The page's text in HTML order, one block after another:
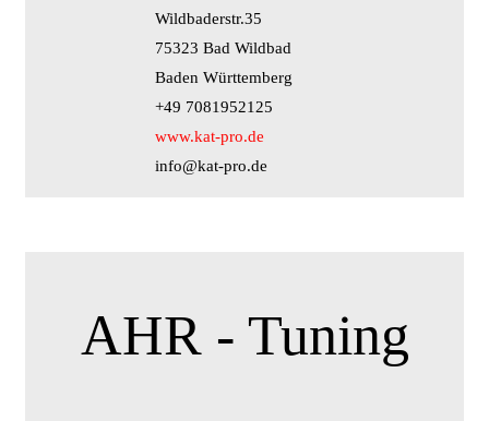
Wildbaderstr.35
75323 Bad Wildbad
Baden Württemberg
+49 7081952125
www.kat-pro.de
info@kat-pro.de
AHR - Tuning